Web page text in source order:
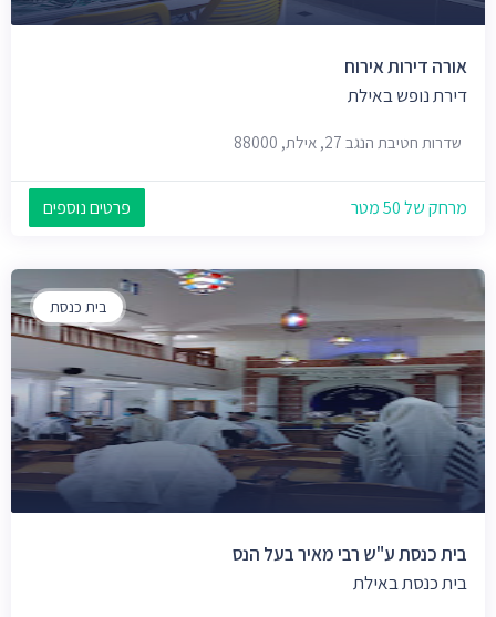
אורה דירות אירוח
דירת נופש באילת
שדרות חטיבת הנגב 27, אילת, 88000
מרחק של 50 מטר פרטים נוספים
בית כנסת
בית כנסת ע"ש רבי מאיר בעל הנס
בית כנסת באילת